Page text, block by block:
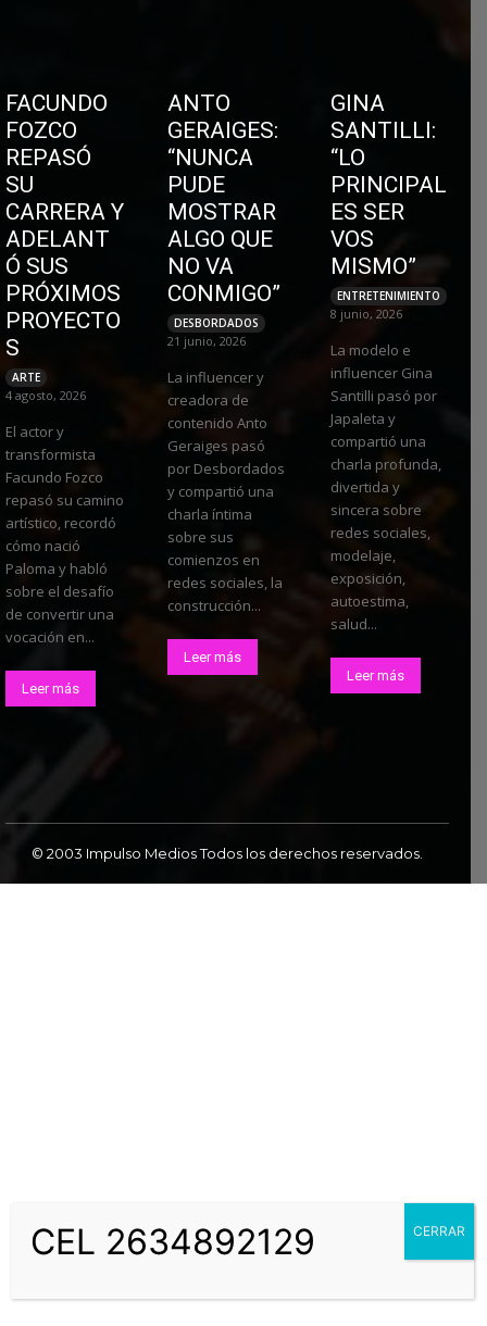
FACUNDO
FOZCO
REPASÓ
SU
CARRERA Y
ADELANT
Ó SUS
PRÓXIMOS
PROYECTO
S
ARTE
4 agosto, 2026
El actor y
transformista
Facundo Fozco
repasó su camino
artístico, recordó
cómo nació
Paloma y habló
sobre el desafío
de convertir una
vocación en...
Leer más
ANTO
GERAIGES:
“NUNCA
PUDE
MOSTRAR
ALGO QUE
NO VA
CONMIGO”
DESBORDADOS
21 junio, 2026
La influencer y
creadora de
contenido Anto
Geraiges pasó
por Desbordados
y compartió una
charla íntima
sobre sus
comienzos en
redes sociales, la
construcción...
Leer más
GINA
SANTILLI:
“LO
PRINCIPAL
ES SER
VOS
MISMO”
ENTRETENIMIENTO
8 junio, 2026
La modelo e
influencer Gina
Santilli pasó por
Japaleta y
compartió una
charla profunda,
divertida y
sincera sobre
redes sociales,
modelaje,
exposición,
autoestima,
salud...
Leer más
© 2003 Impulso Medios Todos los derechos reservados.